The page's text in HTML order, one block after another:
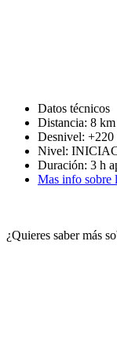
Datos técnicos
Distancia: 8 km
Desnivel: +220
Nivel:
Duración: 3 h
Mas info sobre
¿Quieres saber más